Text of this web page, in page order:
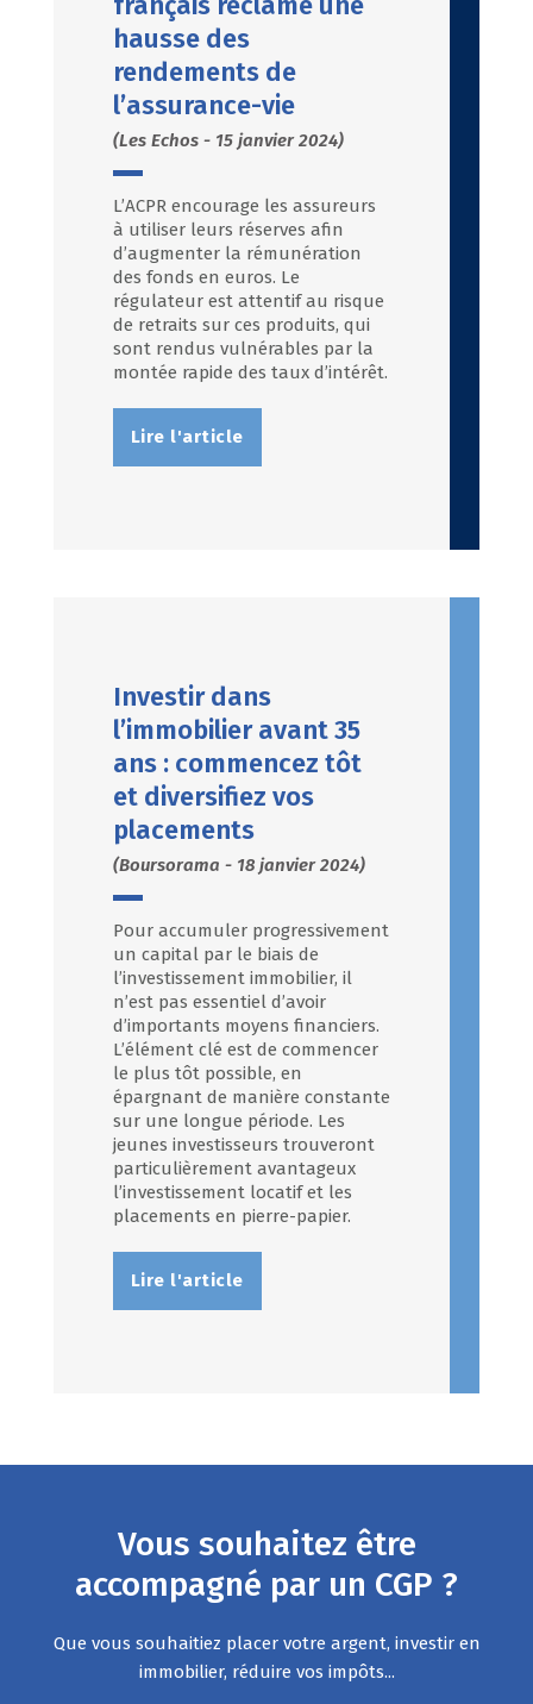
hausse des
rendements de
l’assurance-vie
(Les Echos - 15 janvier 2024)
L’ACPR encourage les assureurs
à utiliser leurs réserves afin
d’augmenter la rémunération
des fonds en euros. Le
régulateur est attentif au risque
de retraits sur ces produits, qui
sont rendus vulnérables par la
montée rapide des taux d’intérêt.
Lire l'article
Investir dans
l’immobilier avant 35
ans : commencez tôt
et diversifiez vos
placements
(Boursorama - 18 janvier 2024)
Pour accumuler progressivement
un capital par le biais de
l’investissement immobilier, il
n’est pas essentiel d’avoir
d’importants moyens financiers.
L’élément clé est de commencer
le plus tôt possible, en
épargnant de manière constante
sur une longue période. Les
jeunes investisseurs trouveront
particulièrement avantageux
l’investissement locatif et les
placements en pierre-papier.
Lire l'article
Vous souhaitez être
accompagné par un CGP ?
Que vous souhaitiez placer votre argent, investir en
immobilier, réduire vos impôts...